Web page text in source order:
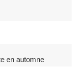
en automne